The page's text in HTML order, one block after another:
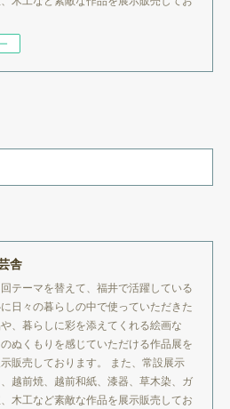
舎
テーマを替えて、福井で活躍している
日々の暮らしの中で使っていただきた
、暮らしに彩を添えてくれる絵画な
ぬくもりを感じていただける作品展を
販売しております。 また、常設展示
越前焼、越前和紙、漆器、草木染、ガ
木工など素敵な作品を展示販売してお